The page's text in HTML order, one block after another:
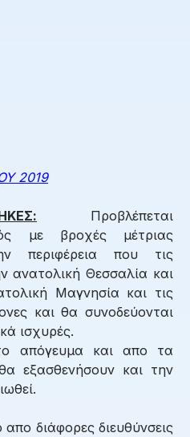
2019
Προβλέπεται
με βροχές μέτριας
περιφέρεια που τις
ανατολική Θεσσαλία και
Μαγνησία και τις
και θα συνοδεύονται
ισχυρές.
απόγευμα και απο τα
εξασθενήσουν και την
διάφορες διευθύνσεις